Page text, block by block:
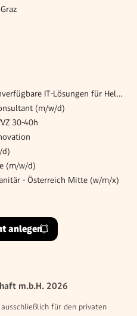
(Junior) System Engineer - Hochverfügbare IT-Lösungen für Helden des Alltags! (all genders)
(m/w/d)
30-40h
d)
(m/w/d)
- Österreich Mitte (w/m/x)
anlegen
m.b.H. 2026
für den privaten